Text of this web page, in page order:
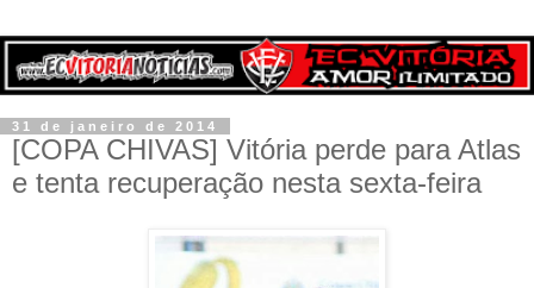
31 de janeiro de 2014
[COPA CHIVAS] Vitória perde para Atlas
e tenta recuperação nesta sexta-feira